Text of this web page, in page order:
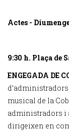
Actes -
9:30 h. Plaça de
ENGEGADA DE
musical de la
administradors i
dirigeixen en